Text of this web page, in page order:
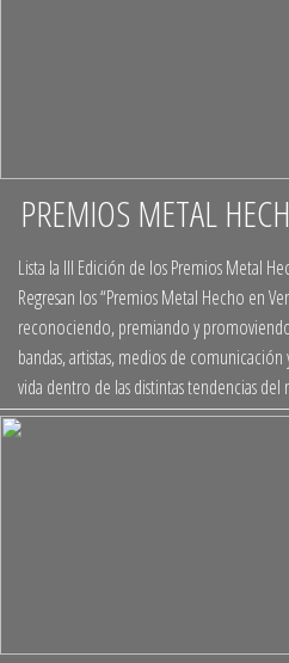
PREMIOS METAL
Lista la III Edición de los Premios Metal
Regresan los “Premios Metal Hecho en
reconociendo, premiando y
bandas, artistas, medios de
vida dentro de las distintas tendencias